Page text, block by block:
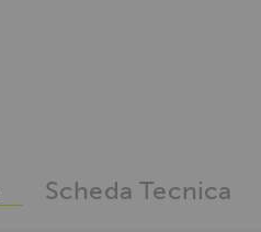
Scheda Tecnica